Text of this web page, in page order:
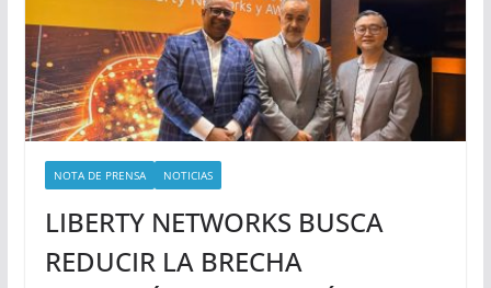
NOTA DE PRENSA NOTICIAS
LIBERTY NETWORKS BUSCA
REDUCIR LA BRECHA